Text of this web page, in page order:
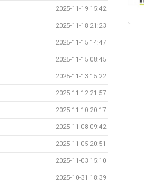
2025-11-19 15:42
2025-11-18 21:23
2025-11-15 14:47
2025-11-15 08:45
2025-11-13 15:22
2025-11-12 21:57
2025-11-10 20:17
2025-11-08 09:42
2025-11-05 20:51
2025-11-03 15:10
2025-10-31 18:39